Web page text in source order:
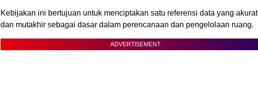
Kebijakan ini bertujuan untuk menciptakan satu referensi data yang akurat
dan mutakhir sebagai dasar dalam perencanaan dan pengelolaan ruang.
ADVERTISEMENT